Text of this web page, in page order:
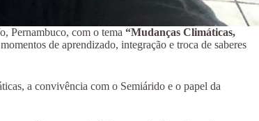
Pernambuco, com o tema “Mudanças Climáticas,
de aprendizado, integração e troca de saberes
a convivência com o Semiárido e o papel da